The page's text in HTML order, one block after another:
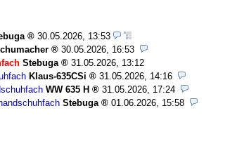
30.05.2026, 13:53
30.05.2026, 16:53
Stebuga
31.05.2026, 13:12
Klaus-635CSi
31.05.2026, 14:16
WW 635 H
31.05.2026, 17:24
Stebuga 01.06.2026, 15:58